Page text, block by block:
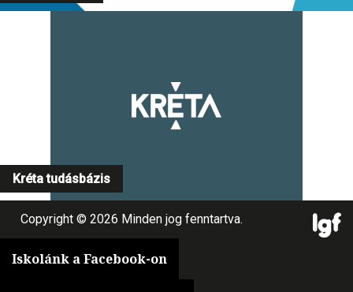
Kréta tudásbázis
Copyright © 2026 Minden jog fenntartva.
Iskolánk a Facebook-on